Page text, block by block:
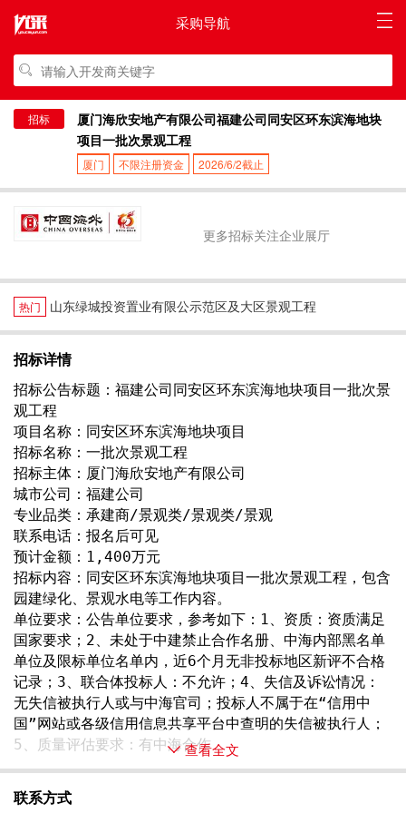
采购导航
招标
厦门海欣安地产有限公司福建公司同安区环东滨海地块
项目一批次景观工程
厦门 不限注册资金 2026/6/2截止
更多招标关注企业展厅
热门 山东绿城投资置业有限公示范区及大区景观工程
招标详情
招标公告标题：福建公司同安区环东滨海地块项目一批次景
观工程
项目名称：同安区环东滨海地块项目
招标名称：一批次景观工程
招标主体：厦门海欣安地产有限公司
城市公司：福建公司
专业品类：承建商/景观类/景观类/景观
联系电话：报名后可见
预计金额：1,400万元
招标内容：同安区环东滨海地块项目一批次景观工程，包含
园建绿化、景观水电等工作内容。
单位要求：公告单位要求，参考如下：1、资质：资质满足
国家要求；2、未处于中建禁止合作名册、中海内部黑名单
单位及限标单位名单内，近6个月无非投标地区新评不合格
记录；3、联合体投标人：不允许；4、失信及诉讼情况：
无失信被执行人或与中海官司；投标人不属于在“信用中
国”网站或各级信用信息共享平台中查明的失信被执行人；
5、质量评估要求：有中海合作
查看全文
联系方式